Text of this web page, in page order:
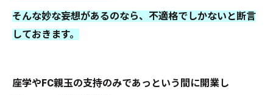
そんな妙な妄想があるのなら、不適格でしかないと断言
しておきます。
座学やFC親玉の支持のみであっという間に開業し